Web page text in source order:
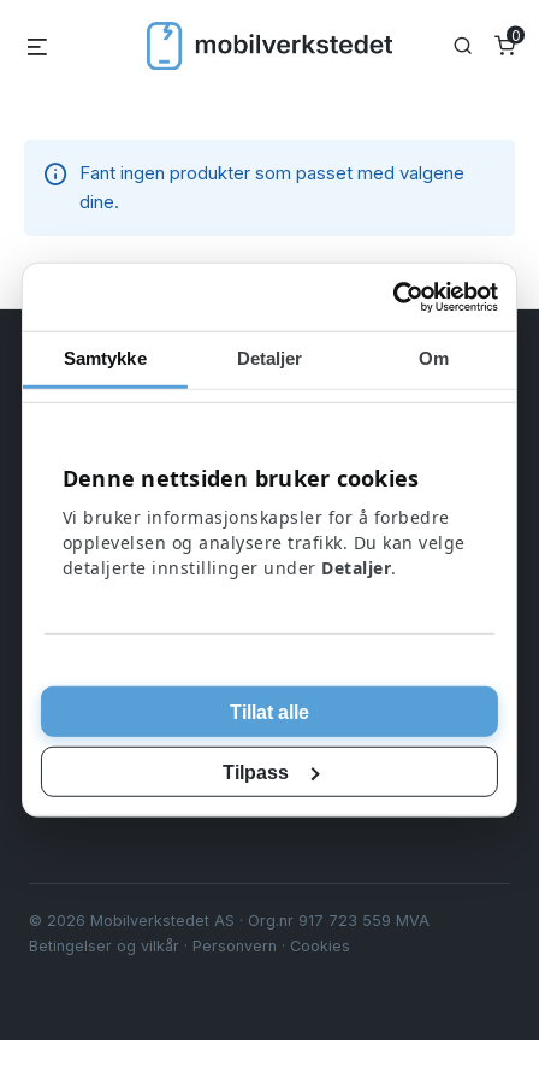
Samtykke Detaljer Om
Denne nettsiden bruker cookies
Vi bruker informasjonskapsler for å forbedre
opplevelsen og analysere trafikk. Du kan velge
detaljerte innstillinger under Detaljer.
Tillat alle
Tilpass
Search
0
Fant ingen produkter som passet med valgene
dine.
Uavhengig verksted og nettbutikk for
mobilreparasjon, brukte enheter, deler og
tilbehør. 12 måneders garanti på alt.
KUNDESERVICE
© 2026 Mobilverkstedet AS · Org.nr 917 723 559 MVA
Betingelser og vilkår · Personvern · Cookies